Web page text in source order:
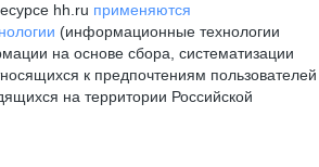
hh.ru применяются
(информационные технологии
на основе сбора, систематизации
к предпочтениям пользователей
на территории Российской